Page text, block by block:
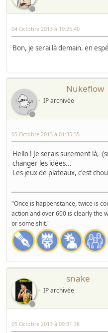
04 Octobre 2013 à 19:25:40
Bon, je serai là demain. en
Nukeflow
IP archivée
05 Octobre 2013 à 01:35:35
Hello ! Je serais surement là,
changer les idées...
Les jeux de plateaux, c'est
"Once is happenstance, twice is
action and over 600 is clearly the
or some shit."
snake
IP archivée
05 Octobre 2013 à 09:31:38